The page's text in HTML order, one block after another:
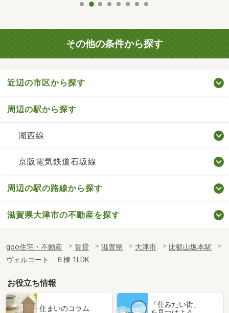
その他の条件から探す
近辺の市区から探す
周辺の駅から探す
湖西線
京阪電気鉄道石坂線
周辺の駅の路線から探す
滋賀県大津市の不動産を探す
goo住宅・不動産 賃貸 滋賀県 大津市
比叡山坂本駅
ヴェルコート Ｂ棟 1LDK
お役立ち情報
住まいのコラム
「住みたい街」